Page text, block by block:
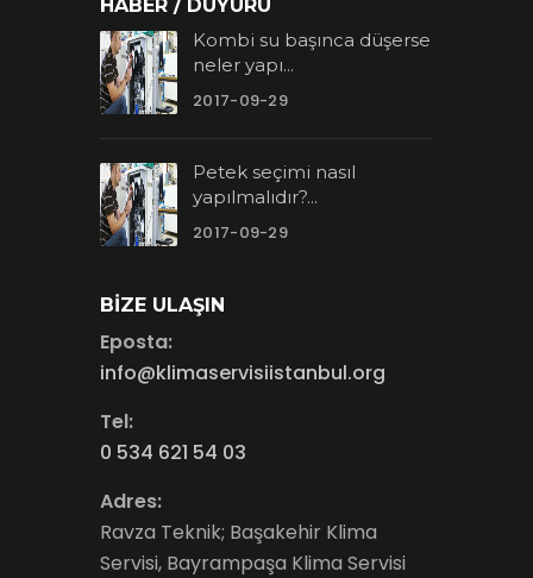
HABER / DUYURU
Kombi su başınca düşerse
neler yapı...
2017-09-29
Petek seçimi nasıl
yapılmalıdır?...
2017-09-29
BIZE ULAŞIN
Eposta:
info@klimaservisiistanbul.org
Tel:
0 534 621 54 03
Adres:
Ravza Teknik; Başakehir Klima
Servisi, Bayrampaşa Klima Servisi